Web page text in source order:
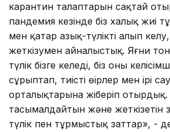
карантин талаптарын сақтай
пандемия кезінде біз халық жиі
мен қатар азық-түлікті алып келу,
жеткізумен айналыстық. Яғни
түлік бізге келеді, біз оны
сұрыптап, тиісті өңірлер мен ірі
орталықтарына жіберіп отырдық.
тасымалдайтын және жеткізетін
түлік пен тұрмыстық заттар», -